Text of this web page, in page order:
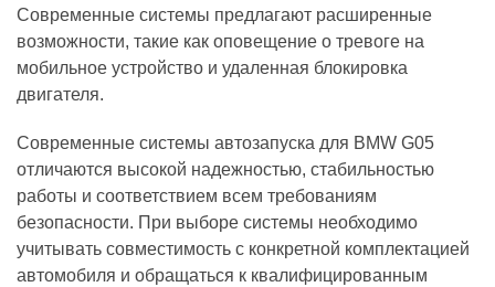
Современные системы предлагают расширенные
возможности, такие как оповещение о тревоге на
мобильное устройство и удаленная блокировка
двигателя.
Современные системы автозапуска для BMW G05
отличаются высокой надежностью, стабильностью
работы и соответствием всем требованиям
безопасности. При выборе системы необходимо
учитывать совместимость с конкретной комплектацией
автомобиля и обращаться к квалифицированным